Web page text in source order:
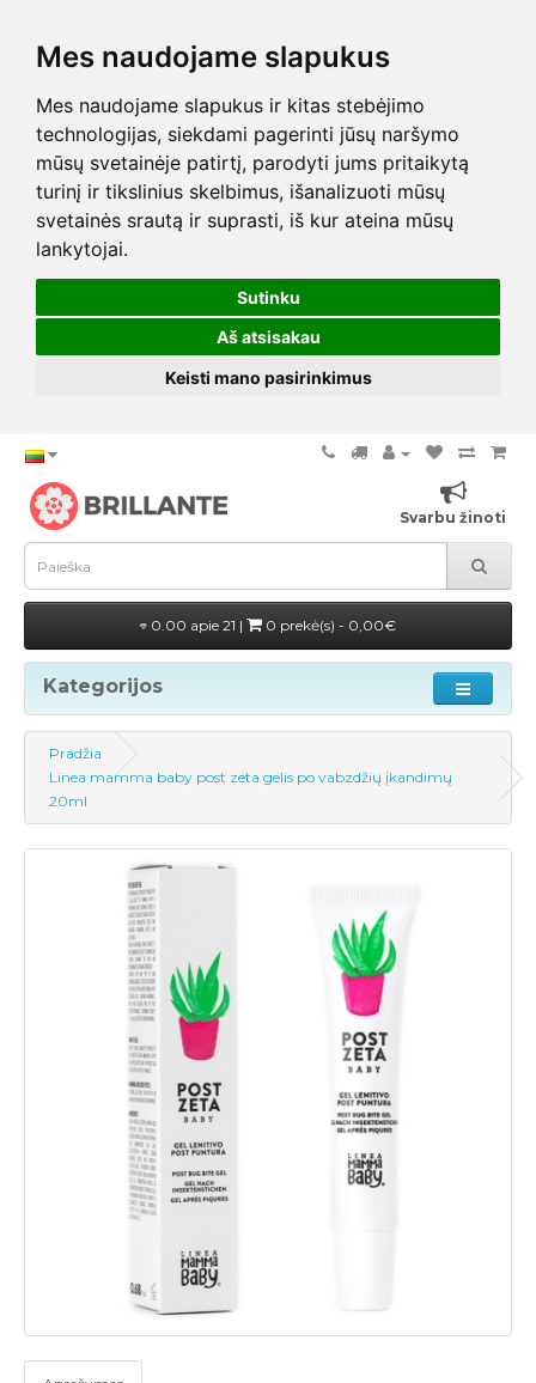
Mes naudojame slapukus
Mes naudojame slapukus ir kitas stebėjimo
technologijas, siekdami pagerinti jūsų naršymo
mūsų svetainėje patirtį, parodyti jums pritaikytą
turinį ir tikslinius skelbimus, išanalizuoti mūsų
svetainės srautą ir suprasti, iš kur ateina mūsų
lankytojai.
Sutinku
Aš atsisakau
Keisti mano pasirinkimus
Svarbu žinoti
0.00 apie 21 | 0 prekė(s) - 0,00€
Kategorijos
Pradžia
Linea mamma baby post zeta gelis po vabzdžių įkandimų
20ml